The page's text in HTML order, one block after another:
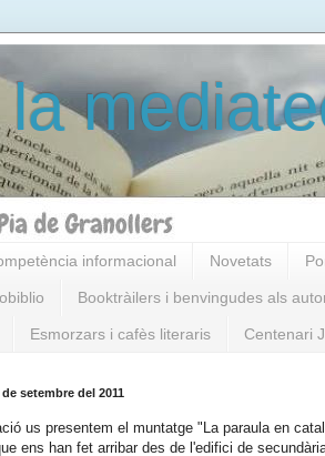
informacional Novetats
Booktràilers i benvingudes als
Esmorzars i cafès literaris Centenari
setembre del 2011
us presentem el muntatge "La paraula en
ens han fet arribar des de l'edifici de